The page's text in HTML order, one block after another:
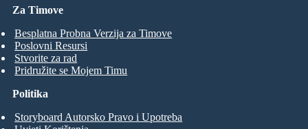
Za Timove
Besplatna Probna Verzija za Timove
Poslovni Resursi
Stvorite za rad
Pridružite se Mojem Timu
Politika
Storyboard Autorsko Pravo i Upotreba